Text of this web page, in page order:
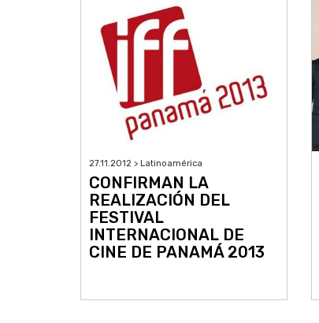
27.11.2012 > Latinoamérica
CONFIRMAN LA
REALIZACIÓN DEL
FESTIVAL
INTERNACIONAL DE
CINE DE PANAMÁ 2013